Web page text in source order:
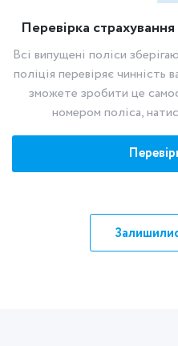
Перевірка
Всі випущені поліси
поліція перевіряє чинність
зможете зробити це
номером поліса,